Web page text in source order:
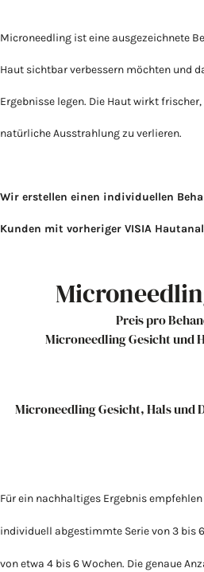
Microneedling ist eine ausgezeichnete
Haut sichtbar verbessern möchten und
Ergebnisse legen. Die Haut wirkt
natürliche Ausstrahlung zu verlieren.
Wir erstellen einen individuellen
Kunden mit vorheriger VISIA
Preis pro
Microneedling Gesicht und
Microneedling Gesicht, Hals und
Für ein nachhaltiges Ergebnis
individuell abgestimmte Serie von 3 bis
von etwa 4 bis 6 Wochen. Die genaue